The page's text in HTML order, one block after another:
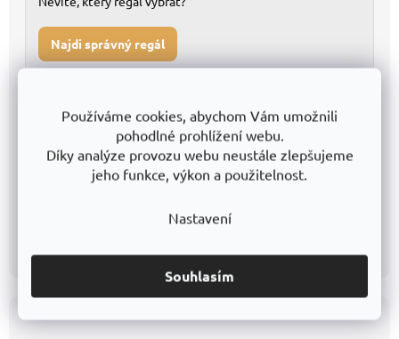
Používáme cookies, abychom Vám umožnili
pohodlné prohlížení webu.
Díky analýze provozu webu neustále zlepšujeme
jeho funkce, výkon a použitelnost.
Nastavení
Souhlasím
Najdi správný regál
Tištěný katalog v PDF
Přehledné listování všemi modely
Ideální pro tisk a offline použití